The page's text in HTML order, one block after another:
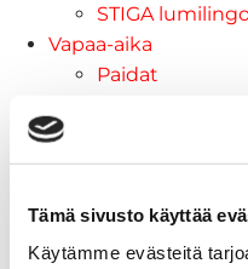
Tämä sivusto käyttää
Käytämme evästeitä
STIGA
Vapaa-aika
Paidat
Ajolasit
Tarjoukset
Poistotuotteet